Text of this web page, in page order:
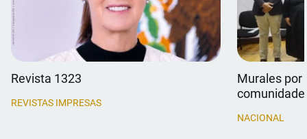
Revista 1323
REVISTAS IMPRESAS
Murales por
NACIONAL